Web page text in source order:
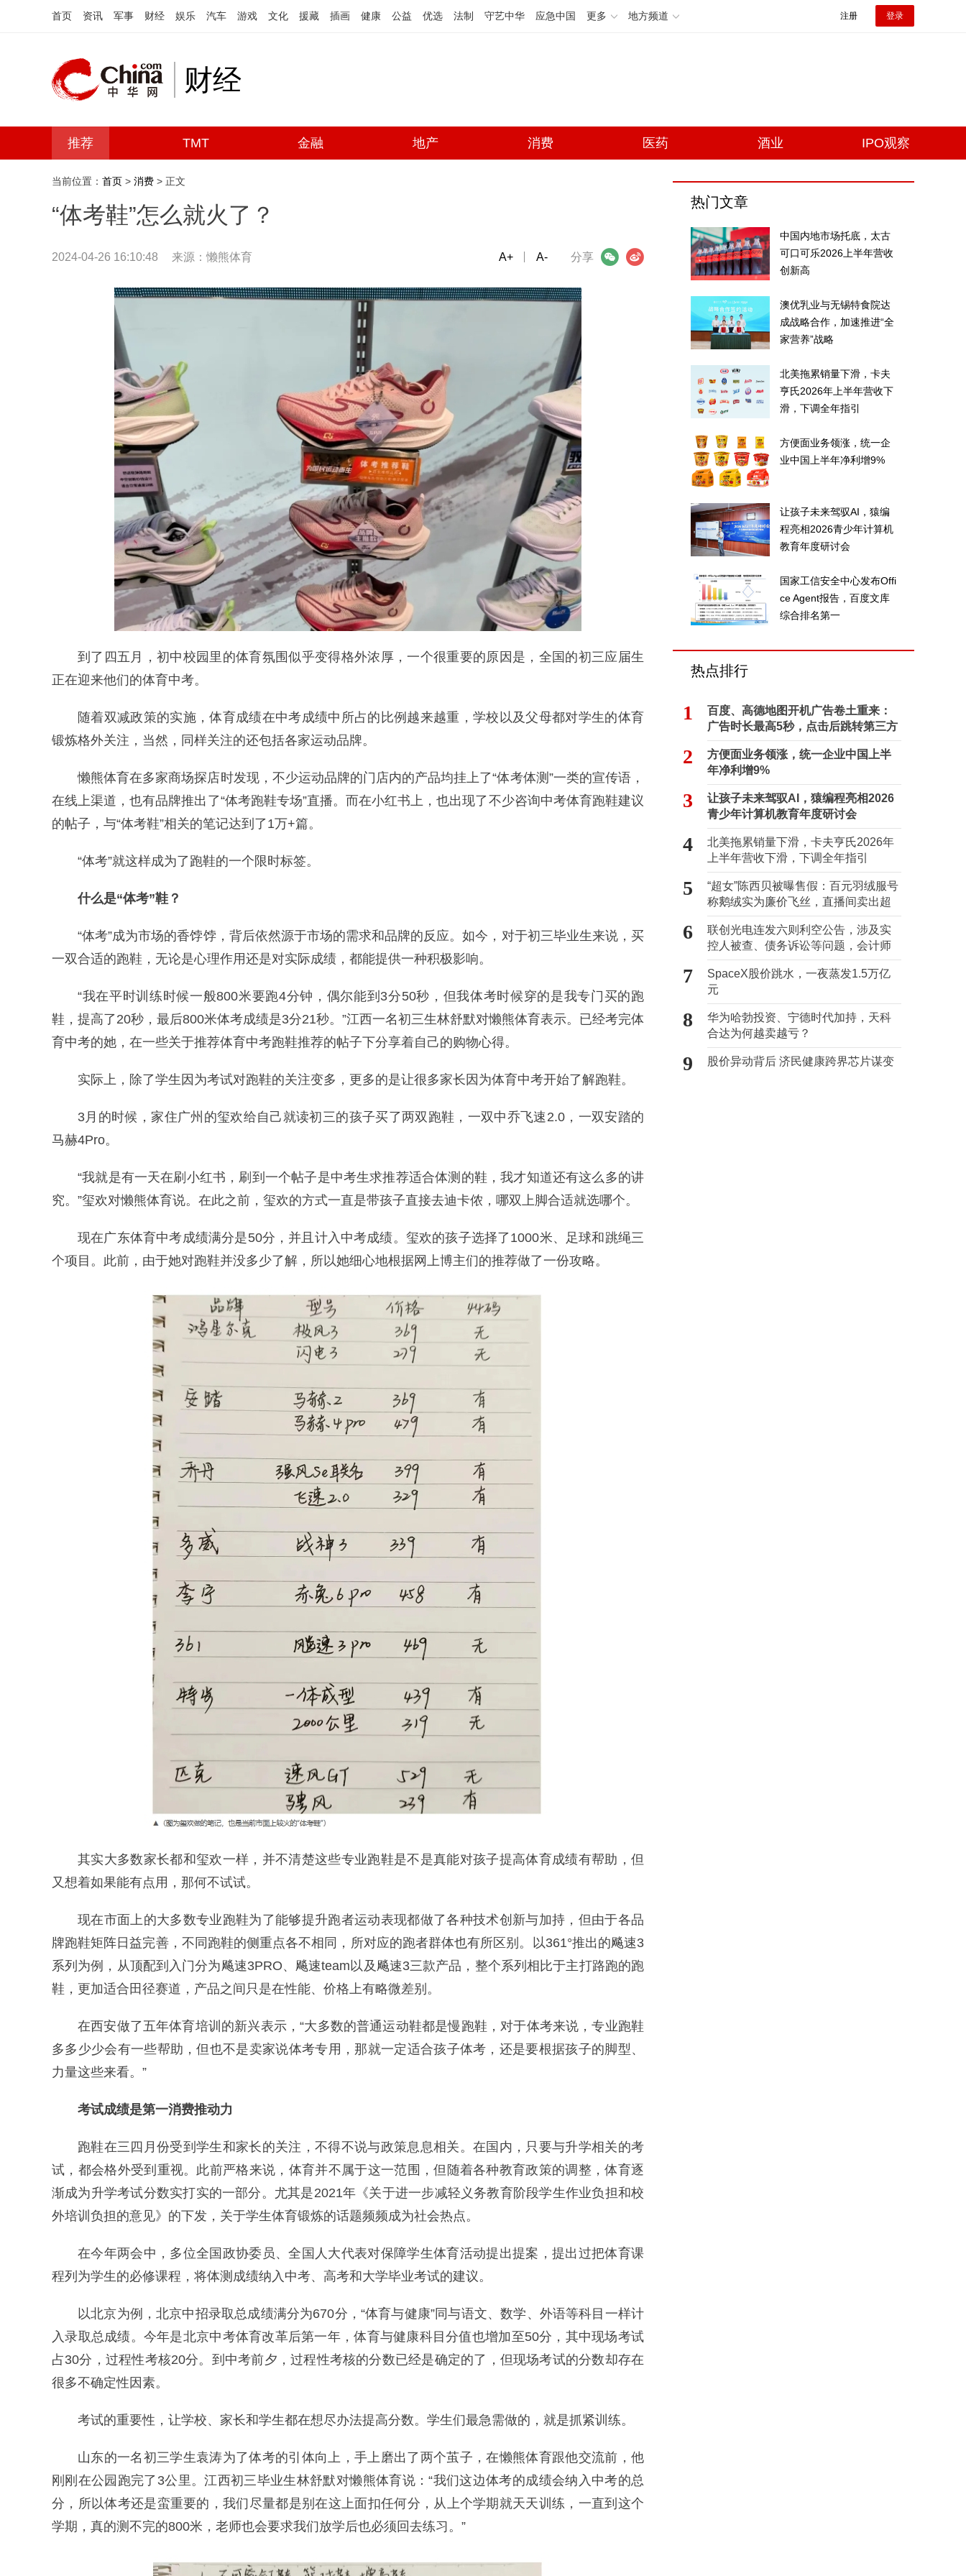
首页 资讯 军事 财经 娱乐 汽车 游戏 文化 援藏 插画 健康 公益 优选 法制 守艺中华 应急中国 更多 地方频道 注册 登录
财经
推荐 TMT 金融 地产 消费 医药 酒业 IPO观察
当前位置： 首页 > 消费 > 正文
“体考鞋”怎么就火了？
2024-04-26 16:10:48 来源：懒熊体育 分享
微信 微博
A+ A-
到了四五月，初中校园里的体育氛围似乎变得格外浓厚，一个很重要的原因是，全国的初三应届生
正在迎来他们的体育中考。
随着双减政策的实施，体育成绩在中考成绩中所占的比例越来越重，学校以及父母都对学生的体育
锻炼格外关注，当然，同样关注的还包括各家运动品牌。
懒熊体育在多家商场探店时发现，不少运动品牌的门店内的产品均挂上了“体考体测”一类的宣传语，
在线上渠道，也有品牌推出了“体考跑鞋专场”直播。而在小红书上，也出现了不少咨询中考体育跑鞋建议
的帖子，与“体考鞋”相关的笔记达到了1万+篇。
“体考”就这样成为了跑鞋的一个限时标签。
什么是“体考”鞋？
“体考”成为市场的香饽饽，背后依然源于市场的需求和品牌的反应。如今，对于初三毕业生来说，买
一双合适的跑鞋，无论是心理作用还是对实际成绩，都能提供一种积极影响。
“我在平时训练时候一般800米要跑4分钟，偶尔能到3分50秒，但我体考时候穿的是我专门买的跑
鞋，提高了20秒，最后800米体考成绩是3分21秒。”江西一名初三生林舒默对懒熊体育表示。已经考完体
育中考的她，在一些关于推荐体育中考跑鞋推荐的帖子下分享着自己的购物心得。
实际上，除了学生因为考试对跑鞋的关注变多，更多的是让很多家长因为体育中考开始了解跑鞋。
3月的时候，家住广州的玺欢给自己就读初三的孩子买了两双跑鞋，一双中乔飞速2.0，一双安踏的
马赫4Pro。
“我就是有一天在刷小红书，刷到一个帖子是中考生求推荐适合体测的鞋，我才知道还有这么多的讲
究。”玺欢对懒熊体育说。在此之前，玺欢的方式一直是带孩子直接去迪卡侬，哪双上脚合适就选哪个。
现在广东体育中考成绩满分是50分，并且计入中考成绩。玺欢的孩子选择了1000米、足球和跳绳三
个项目。此前，由于她对跑鞋并没多少了解，所以她细心地根据网上博主们的推荐做了一份攻略。
其实大多数家长都和玺欢一样，并不清楚这些专业跑鞋是不是真能对孩子提高体育成绩有帮助，但
又想着如果能有点用，那何不试试。
现在市面上的大多数专业跑鞋为了能够提升跑者运动表现都做了各种技术创新与加持，但由于各品
牌跑鞋矩阵日益完善，不同跑鞋的侧重点各不相同，所对应的跑者群体也有所区别。以361°推出的飚速3
系列为例，从顶配到入门分为飚速3PRO、飚速team以及飚速3三款产品，整个系列相比于主打路跑的跑
鞋，更加适合田径赛道，产品之间只是在性能、价格上有略微差别。
在西安做了五年体育培训的新兴表示，“大多数的普通运动鞋都是慢跑鞋，对于体考来说，专业跑鞋
多多少少会有一些帮助，但也不是卖家说体考专用，那就一定适合孩子体考，还是要根据孩子的脚型、
力量这些来看。”
考试成绩是第一消费推动力
跑鞋在三四月份受到学生和家长的关注，不得不说与政策息息相关。在国内，只要与升学相关的考
试，都会格外受到重视。此前严格来说，体育并不属于这一范围，但随着各种教育政策的调整，体育逐
渐成为升学考试分数实打实的一部分。尤其是2021年《关于进一步减轻义务教育阶段学生作业负担和校
外培训负担的意见》的下发，关于学生体育锻炼的话题频频成为社会热点。
在今年两会中，多位全国政协委员、全国人大代表对保障学生体育活动提出提案，提出过把体育课
程列为学生的必修课程，将体测成绩纳入中考、高考和大学毕业考试的建议。
以北京为例，北京中招录取总成绩满分为670分，“体育与健康”同与语文、数学、外语等科目一样计
入录取总成绩。今年是北京中考体育改革后第一年，体育与健康科目分值也增加至50分，其中现场考试
占30分，过程性考核20分。到中考前夕，过程性考核的分数已经是确定的了，但现场考试的分数却存在
很多不确定性因素。
考试的重要性，让学校、家长和学生都在想尽办法提高分数。学生们最急需做的，就是抓紧训练。
山东的一名初三学生袁涛为了体考的引体向上，手上磨出了两个茧子，在懒熊体育跟他交流前，他
刚刚在公园跑完了3公里。江西初三毕业生林舒默对懒熊体育说：“我们这边体考的成绩会纳入中考的总
分，所以体考还是蛮重要的，我们尽量都是别在这上面扣任何分，从上个学期就天天训练，一直到这个
学期，真的测不完的800米，老师也会要求我们放学后也必须回去练习。”
热门文章
中国内地市场托底，太古
可口可乐2026上半年营收
创新高
澳优乳业与无锡特食院达
成战略合作，加速推进“全
家营养”战略
北美拖累销量下滑，卡夫
亨氏2026年上半年营收下
滑，下调全年指引
方便面业务领涨，统一企
业中国上半年净利增9%
让孩子未来驾驭AI，猿编
程亮相2026青少年计算机
教育年度研讨会
国家工信安全中心发布Offi
ce Agent报告，百度文库
综合排名第一
热点排行
1
百度、高德地图开机广告卷土重来：
广告时长最高5秒，点击后跳转第三方
2
方便面业务领涨，统一企业中国上半
年净利增9%
3
让孩子未来驾驭AI，猿编程亮相2026
青少年计算机教育年度研讨会
4
北美拖累销量下滑，卡夫亨氏2026年
上半年营收下滑，下调全年指引
5
“超女”陈西贝被曝售假：百元羽绒服号
称鹅绒实为廉价飞丝，直播间卖出超
百万元
6
联创光电连发六则利空公告，涉及实
控人被查、债务诉讼等问题，会计师
事务所曾出具“保留意见”
7
SpaceX股价跳水，一夜蒸发1.5万亿
元
8
华为哈勃投资、宁德时代加持，天科
合达为何越卖越亏？
9 股价异动背后 济民健康跨界芯片谋变